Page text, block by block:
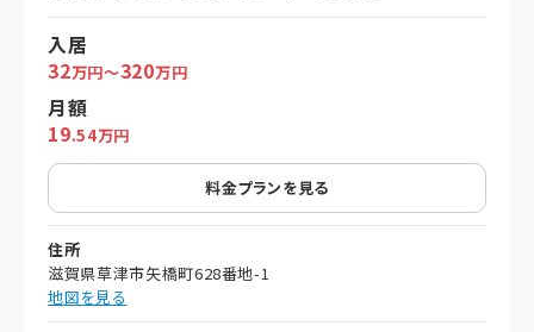
入居
32万円～320万円
月額
19.54万円
料金プランを見る
住所
滋賀県草津市矢橋町628番地-1
地図を見る